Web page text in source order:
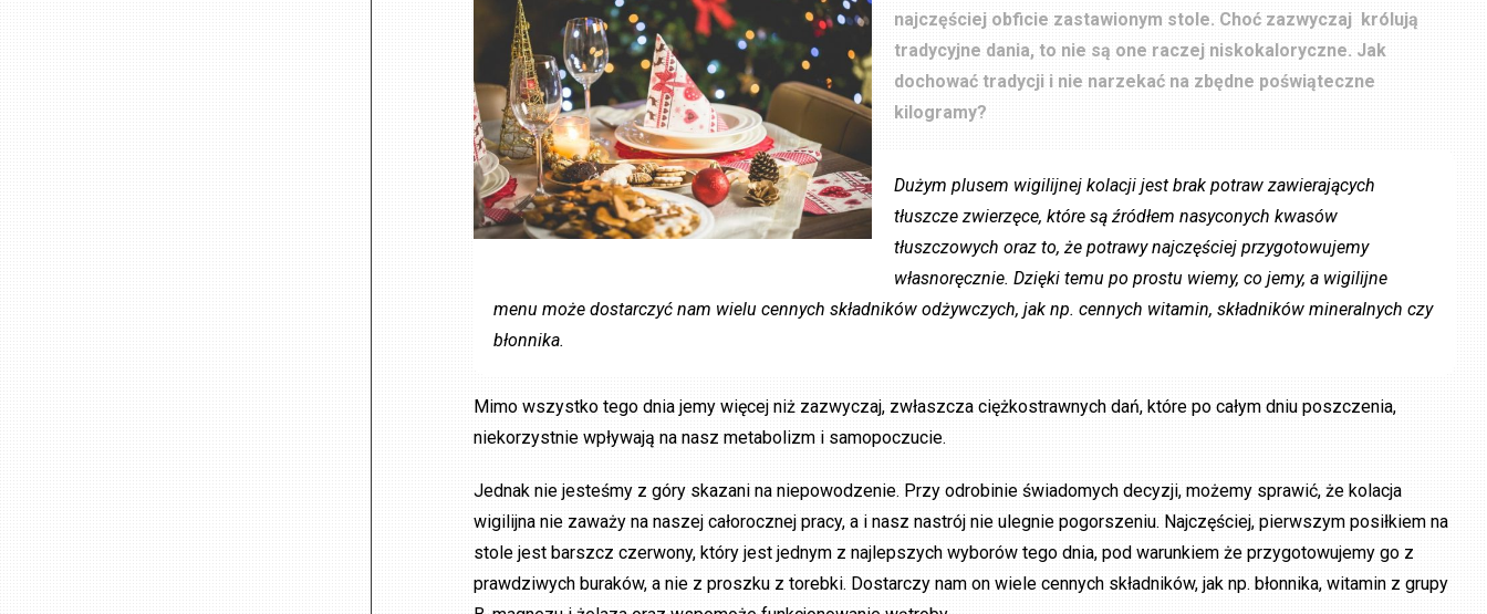
najczęściej obficie zastawionym stole. Choć zazwyczaj królują
tradycyjne dania, to nie są one raczej niskokaloryczne. Jak
dochować tradycji i nie narzekać na zbędne poświąteczne
kilogramy?
Dużym plusem wigilijnej kolacji jest brak potraw zawierających
tłuszcze zwierzęce, które są źródłem nasyconych kwasów
tłuszczowych oraz to, że potrawy najczęściej przygotowujemy
własnoręcznie. Dzięki temu po prostu wiemy, co jemy, a wigilijne
menu może dostarczyć nam wielu cennych składników odżywczych, jak np. cennych witamin, składników mineralnych czy
błonnika.
Mimo wszystko tego dnia jemy więcej niż zazwyczaj, zwłaszcza ciężkostrawnych dań, które po całym dniu poszczenia,
niekorzystnie wpływają na nasz metabolizm i samopoczucie.
Jednak nie jesteśmy z góry skazani na niepowodzenie. Przy odrobinie świadomych decyzji, możemy sprawić, że kolacja
wigilijna nie zaważy na naszej całorocznej pracy, a i nasz nastrój nie ulegnie pogorszeniu. Najczęściej, pierwszym posiłkiem na
stole jest barszcz czerwony, który jest jednym z najlepszych wyborów tego dnia, pod warunkiem że przygotowujemy go z
prawdziwych buraków, a nie z proszku z torebki. Dostarczy nam on wiele cennych składników, jak np. błonnika, witamin z grupy